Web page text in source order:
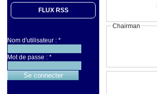
FLUX RSS
Nom d'utilisateur : *
Mot de passe : *
Chairman